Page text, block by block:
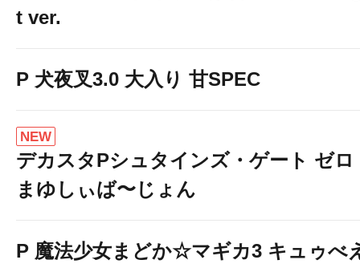
t ver.
P 犬夜叉3.0 大入り 甘SPEC
NEW
デカスタPシュタインズ・ゲート ゼロ
まゆしぃば〜じょん
P 魔法少女まどか☆マギカ3 キュゥべ